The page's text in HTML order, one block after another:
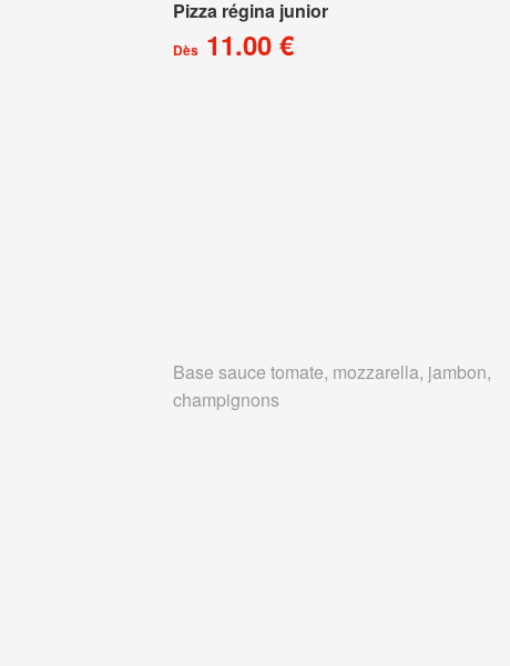
Pizza régina junior
Dès11.00 €
Base sauce tomate, mozzarella, jambon,
champignons